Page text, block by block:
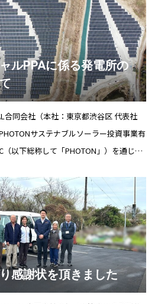
ルPPAに係る発電所の
合同会社（本社：東京都渋谷区 代表社
サステナブルソーラー投資事業有
以下総称して「PHOTON」）を通じ、
感謝状を頂きました